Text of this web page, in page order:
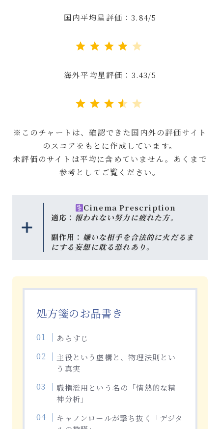
国内平均星評価：3.84/5
海外平均星評価：3.43/5
※このチャートは、確認できた国内外の評価サイト
のスコアをもとに作成しています。
未評価のサイトは平均に含めていません。あくまで
参考としてご覧ください。
Cinema Prescription
適応： 報われない努力に疲れた方。
副作用： 嫌いな相手を合法的に火だるま
にする妄想に耽る恐れあり。
処方箋のお品書き
あらすじ
主役という虚構と、物理法則とい
う真実
職権濫用という名の「情熱的な精
神分析」
キャノンロールが撃ち抜く「デジタ